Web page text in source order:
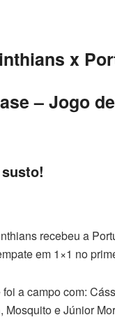
x
– Jogo
recebeu a
em 1×1 no
foi a campo com:
Mosquito e Júnior